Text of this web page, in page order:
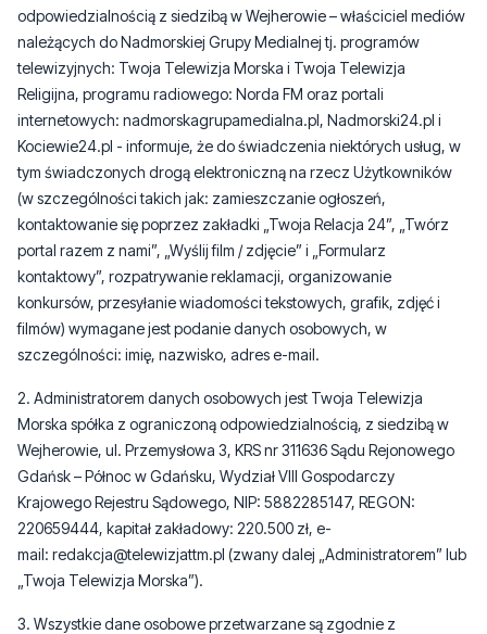
odpowiedzialnością z siedzibą w Wejherowie – właściciel mediów
należących do Nadmorskiej Grupy Medialnej tj. programów
telewizyjnych: Twoja Telewizja Morska i Twoja Telewizja
Religijna, programu radiowego: Norda FM oraz portali
internetowych: nadmorskagrupamedialna.pl, Nadmorski24.pl i
Kociewie24.pl - informuje, że do świadczenia niektórych usług, w
tym świadczonych drogą elektroniczną na rzecz Użytkowników
(w szczególności takich jak: zamieszczanie ogłoszeń,
kontaktowanie się poprzez zakładki „Twoja Relacja 24”, „Twórz
portal razem z nami”, „Wyślij film / zdjęcie” i „Formularz
kontaktowy”, rozpatrywanie reklamacji, organizowanie
konkursów, przesyłanie wiadomości tekstowych, grafik, zdjęć i
filmów) wymagane jest podanie danych osobowych, w
szczególności: imię, nazwisko, adres e-mail.
2. Administratorem danych osobowych jest Twoja Telewizja
Morska spółka z ograniczoną odpowiedzialnością, z siedzibą w
Wejherowie, ul. Przemysłowa 3, KRS nr 311636 Sądu Rejonowego
Gdańsk – Północ w Gdańsku, Wydział VIII Gospodarczy
Krajowego Rejestru Sądowego, NIP: 5882285147, REGON:
220659444, kapitał zakładowy: 220.500 zł, e-
mail: redakcja@telewizjattm.pl (zwany dalej „Administratorem” lub
„Twoja Telewizja Morska”).
3. Wszystkie dane osobowe przetwarzane są zgodnie z